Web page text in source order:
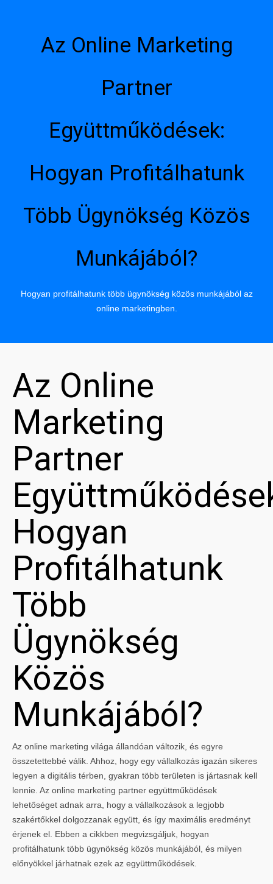
Az Online Marketing
Partner
Együttműködések:
Hogyan Profitálhatunk
Több Ügynökség Közös
Munkájából?
Hogyan profitálhatunk több ügynökség közös munkájából az
online marketingben.
Az Online
Marketing
Partner
Hogyan
Profitálhatunk
Több
Ügynökség
Közös
Munkájából?
Az online marketing világa állandóan változik, és egyre
összetettebbé válik. Ahhoz, hogy egy vállalkozás igazán sikeres
legyen a digitális térben, gyakran több területen is jártasnak kell
lennie. Az online marketing partner együttműködések
lehetőséget adnak arra, hogy a vállalkozások a legjobb
szakértőkkel dolgozzanak együtt, és így maximális eredményt
érjenek el. Ebben a cikkben megvizsgáljuk, hogyan
profitálhatunk több ügynökség közös munkájából, és milyen
előnyökkel járhatnak ezek az együttműködések.